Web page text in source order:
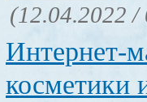
(12.04.2022 /
Интернет-
косметики